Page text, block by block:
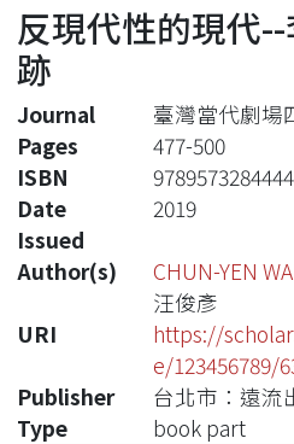
Statistics
反現代性的現代
跡
Journal
臺灣當代劇場
Pages
477-500
ISBN
9789573284444
Date
Issued
2019
Author(s)
CHUN-YEN
汪俊彥
URI
https://
e/123456789/
Publisher
台北市：遠流
Type
book part